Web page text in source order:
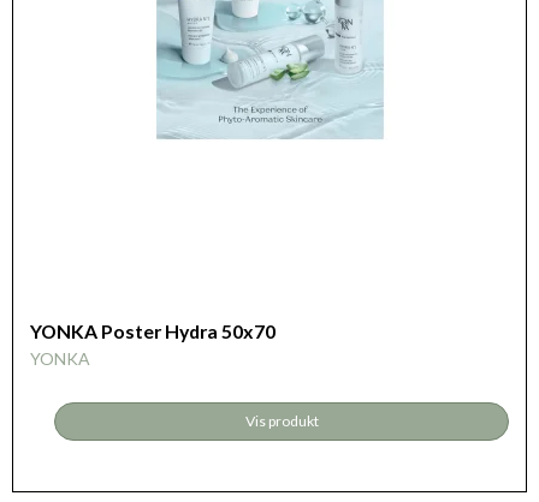
YONKA Poster Hydra 50x70
YONKA
Vis produkt